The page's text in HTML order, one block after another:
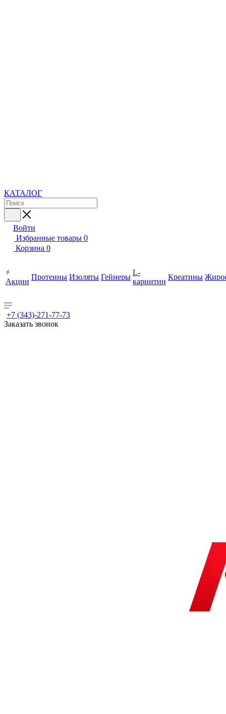
КАТАЛОГ
Войти
Избранные товары 0
Корзина 0
Акции
Протеины Изоляты Гейнеры
L-
карнитин
Креатины
+7 (343)-271-77-73
Заказать звонок